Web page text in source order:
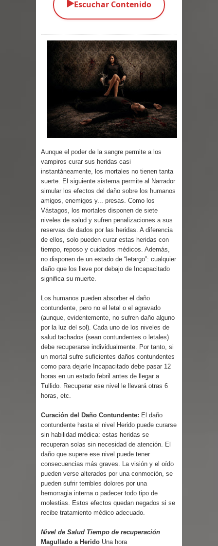
Parte 03: Una Piraña en el Bidé
los Vivos
Parte 01: Escondido a Plena Luz
Parte 02: El Enemigo de mi Enemigo
Parte 06: Coletazos
Parte 05: Los Horrores del Infierno
Parte 04: Oídos Sordos
Parte 03: La Traición
Parte 02: Vuelve el Hijo Prodigo
Parte 03: Reflexiones
▶️Escuchar Contenido
Aunque el poder de la sangre permite a los
vampiros curar sus heridas casi
instantáneamente, los mortales no tienen tanta
suerte. El siguiente sistema permite al Narrador
simular los efectos del daño sobre los humanos
amigos, enemigos y... presas. Como los
Vástagos, los mortales disponen de siete
niveles de salud y sufren penalizaciones a sus
reservas de dados por las heridas. A diferencia
de ellos, solo pueden curar estas heridas con
tiempo, reposo y cuidados médicos. Además,
no disponen de un estado de “letargo”: cualquier
daño que los lleve por debajo de Incapacitado
significa su muerte.
Los humanos pueden absorber el daño
contundente, pero no el letal o el agravado
(aunque, evidentemente, no sufren daño alguno
por la luz del sol). Cada uno de los niveles de
salud tachados (sean contundentes o letales)
debe recuperarse individualmente. Por tanto, si
un mortal sufre suficientes daños contundentes
como para dejarle Incapacitado debe pasar 12
horas en un estado febril antes de llegar a
Tullido. Recuperar ese nivel le llevará otras 6
horas, etc.
Curación del Daño Contundente: El daño
contundente hasta el nivel Herido puede curarse
sin habilidad médica: estas heridas se
recuperan solas sin necesidad de atención. El
daño que supere ese nivel puede tener
consecuencias más graves. La visión y el oído
pueden verse alterados por una conmoción, se
pueden sufrir terribles dolores por una
hemorragia interna o padecer todo tipo de
molestias. Estos efectos quedan negados si se
recibe tratamiento médico adecuado.
Nivel de Salud Tiempo de recuperación
Magullado a Herido Una hora